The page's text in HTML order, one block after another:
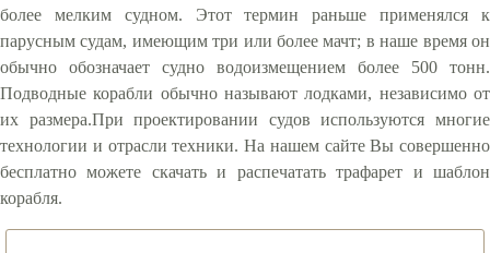
более мелким судном. Этот термин раньше применялся к
парусным судам, имеющим три или более мачт; в наше время он
обычно обозначает судно водоизмещением более 500 тонн.
Подводные корабли обычно называют лодками, независимо от
их размера.При проектировании судов используются многие
технологии и отрасли техники. На нашем сайте Вы совершенно
бесплатно можете скачать и распечатать трафарет и шаблон
корабля.